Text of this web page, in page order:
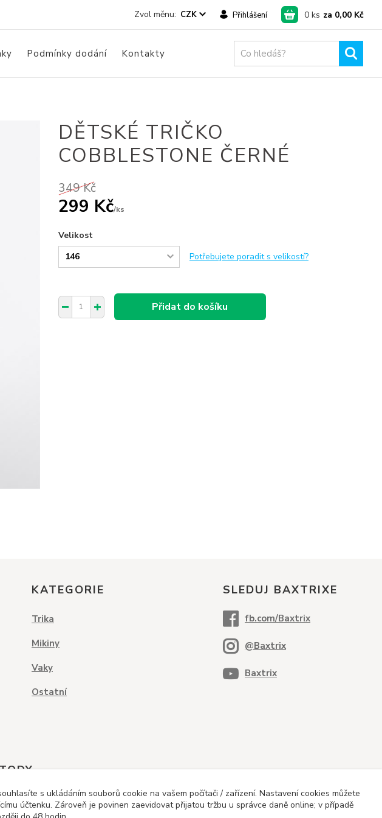
CZK Přihlášení 0 ks za 0,00 Kč
Podmínky dodání Kontakty
DĚTSKÉ TRIČKO
COBBLESTONE ČERNÉ
349 Kč
299 Kč/ks
Velikost
Potřebujete poradit s velikostí?
Přidat do košíku
KATEGORIE
Trika
Mikiny
Vaky
Ostatní
SLEDUJ BAXTRIXE
s ukládáním souborů cookie na vašem počítači / zařízení. Nastavení cookies můžete
účtenku. Zároveň je povinen zaevidovat přijatou tržbu u správce daně online; v případě